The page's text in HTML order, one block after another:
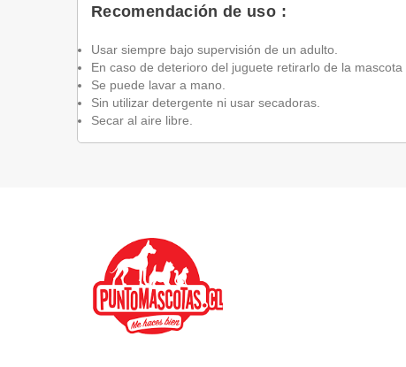
Recomendación de uso :
Usar siempre bajo supervisión de un adulto.
En caso de deterioro del juguete retirarlo de la
Se puede lavar a mano.
Sin utilizar detergente ni usar secadoras.
Secar al aire libre.